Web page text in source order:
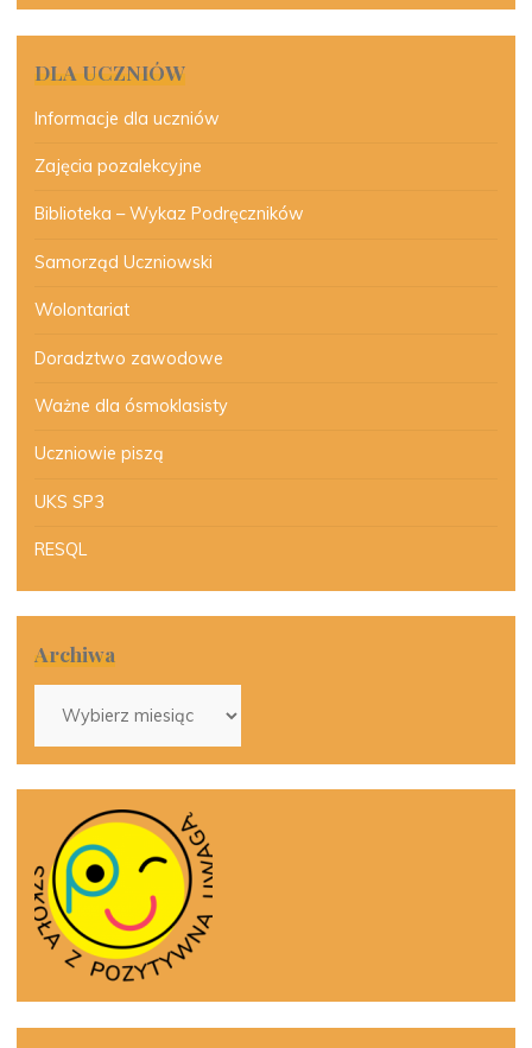
DLA UCZNIÓW
Informacje dla uczniów
Zajęcia pozalekcyjne
Biblioteka – Wykaz Podręczników
Samorząd Uczniowski
Wolontariat
Doradztwo zawodowe
Ważne dla ósmoklasisty
Uczniowie piszą
UKS SP3
RESQL
Archiwa